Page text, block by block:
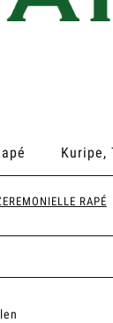
Kuripe,
RAPÉ